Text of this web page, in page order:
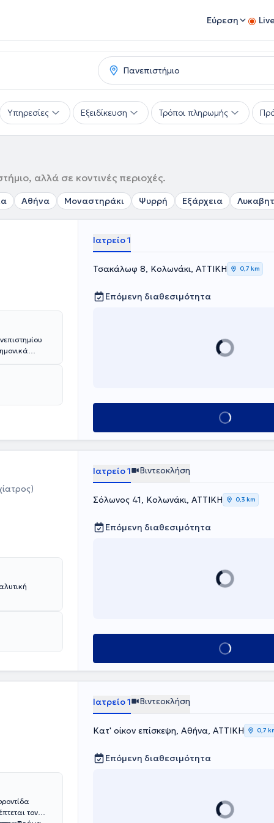
Εύρεση
Υπηρεσίες Εξειδίκευση Τρόποι πληρωμής
αλλά σε κοντινές περιοχές.
Αθήνα Μοναστηράκι Ψυρρή Εξάρχεια
αγροτικό
του
ενίσχυσης
Ιατρείο 1
Τσακάλωφ 8, Κολωνάκι, ΑΤΤΙΚΗ 0,7 km
Επόμενη διαθεσιμότητα
Κλείσε ραντεβού
Ιατρείο 1 Βιντεοκλήση
Σόλωνος 41, Κολωνάκι, ΑΤΤΙΚΗ 0,3 km
Επόμενη διαθεσιμότητα
Κλείσε ραντεβού
τον
Ιατρείο 1 Βιντεοκλήση
Κατ' οίκον επίσκεψη, Αθήνα, ΑΤΤΙΚΗ 0,7
Επόμενη διαθεσιμότητα